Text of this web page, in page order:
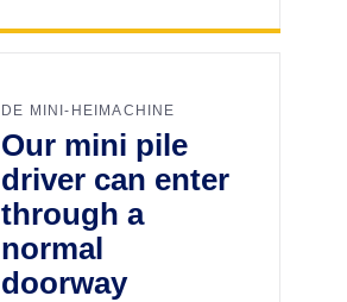
DE MINI-HEIMACHINE
Our mini pile
driver can enter
through a
normal
doorway